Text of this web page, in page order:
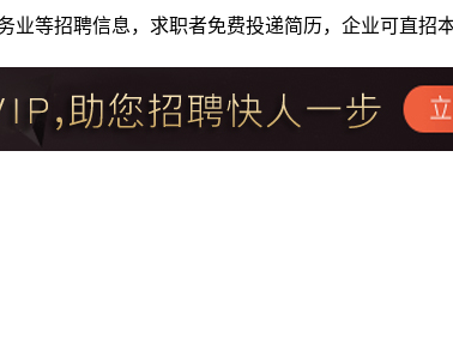
等招聘信息，求职者免费投递简历，企业可直招